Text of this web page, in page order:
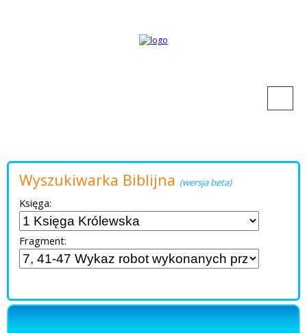
Wyszukiwarka Biblijna (wersja beta)
Księga:
Fragment: